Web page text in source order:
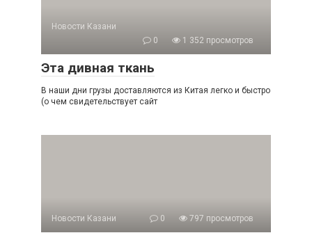
Новости Казани
0
1 352 просмотров
Эта дивная ткань
В наши дни грузы доставляются из Китая легко и быстро
(о чем свидетельствует сайт
Новости Казани 0 797 просмотров